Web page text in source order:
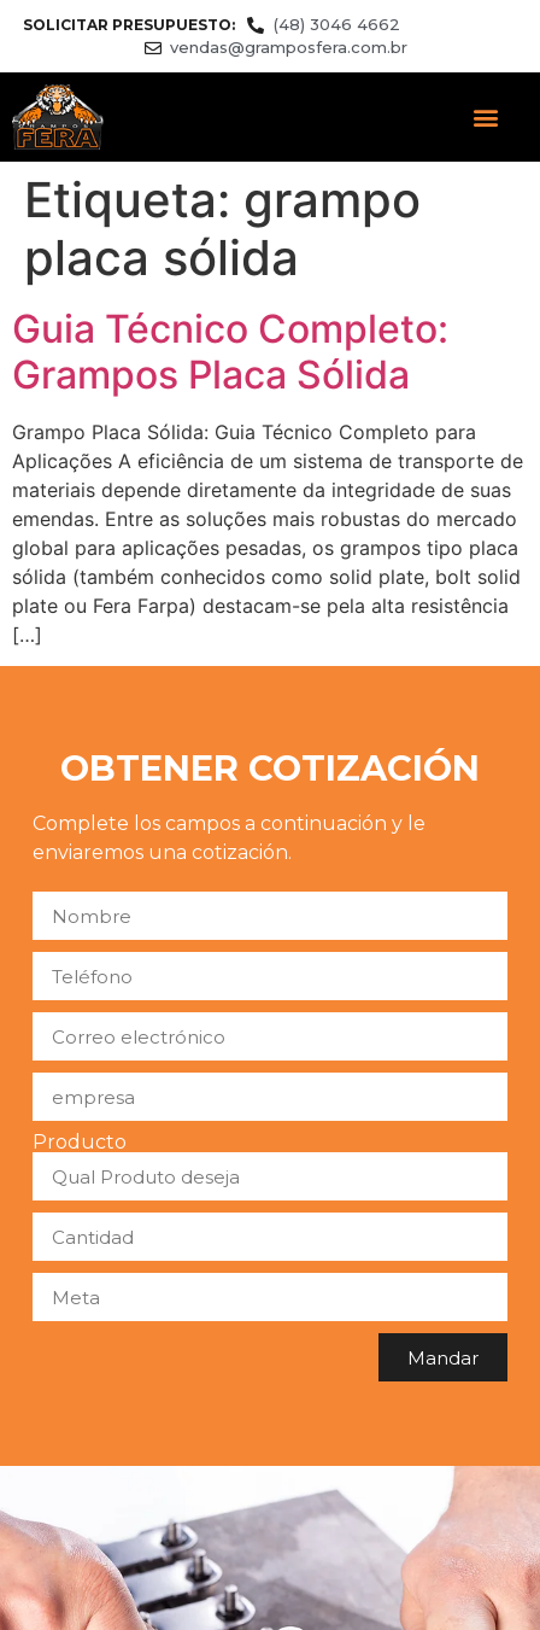
SOLICITAR PRESUPUESTO:
(48) 3046 4662
vendas@gramposfera.com.br
Etiqueta: grampo
placa sólida
Guia Técnico Completo:
Grampos Placa Sólida
Grampo Placa Sólida: Guia Técnico Completo para
Aplicações A eficiência de um sistema de transporte de
materiais depende diretamente da integridade de suas
emendas. Entre as soluções mais robustas do mercado
global para aplicações pesadas, os grampos tipo placa
sólida (também conhecidos como solid plate, bolt solid
plate ou Fera Farpa) destacam-se pela alta resistência
[…]
OBTENER COTIZACIÓN
Complete los campos a continuación y le
enviaremos una cotización.
Producto
Mandar